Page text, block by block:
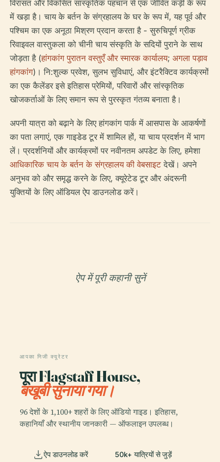
विरासत और विकसित सांस्कृतिक पहचान से एक जीवित कड़ी के रूप
में खड़ा है। चाय के बर्तन के संग्रहालय के घर के रूप में, यह पूर्व और
पश्चिम का एक अनूठा मिश्रण प्रदान करता है - सुरुचिपूर्ण ग्रीक
रिवाइवल वास्तुकला को चीनी चाय संस्कृति के सदियों पुराने के साथ
जोड़ता है (हांगकांग पुरातन वस्तुएँ और स्मारक कार्यालय; अगला पड़ाव
हांगकांग)। नि:शुल्क प्रवेश, सुलभ सुविधाएं, और इंटरैक्टिव कार्यक्रमों
का एक कैलेंडर इसे इतिहास प्रेमियों, परिवारों और सांस्कृतिक
खोजकर्ताओं के लिए समान रूप से पुरस्कृत गंतव्य बनाता है।
अपनी यात्रा को बढ़ाने के लिए हांगकांग पार्क में आसपास के आकर्षणों
का पता लगाएं, एक गाइडेड टूर में शामिल हों, या चाय प्रदर्शन में भाग
लें। प्रदर्शनियों और कार्यक्रमों पर नवीनतम अपडेट के लिए, हमेशा
आधिकारिक चाय के बर्तन के संग्रहालय की वेबसाइट देखें। अपने
अनुभव को और समृद्ध करने के लिए, क्यूरेटेड टूर और अंदरूनी
युक्तियों के लिए ऑडियल ऐप डाउनलोड करें।
ऐप में पूरी कहानी सुनें
आपका निजी क्यूरेटर
पूरा Flagstaff House,
बखूबी सुनाया गया।
96 देशों के 1,100+ शहरों के लिए ऑडियो गाइड। इतिहास,
कहानियाँ और स्थानीय जानकारी — ऑफलाइन उपलब्ध।
ऐप डाउनलोड करें 50k+ यात्रियों से जुड़ें